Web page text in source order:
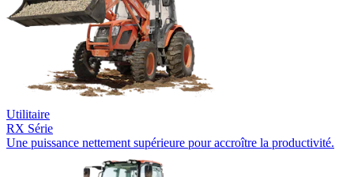
Utilitaire
RX Série
Une puissance nettement supérieure pour accroître la productivité.